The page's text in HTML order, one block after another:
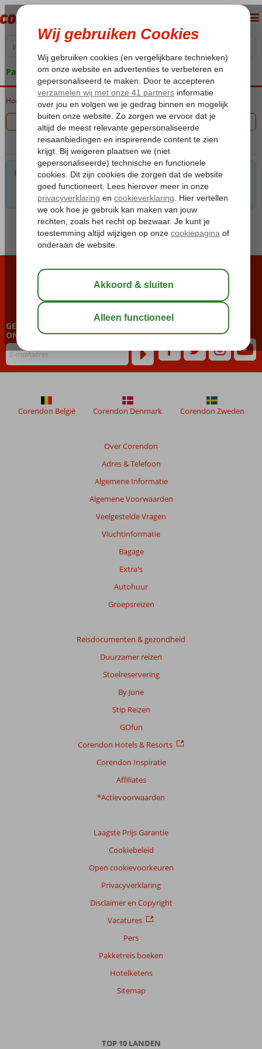
Pakketgarantie
Home Vakantie reizen
Filter 0 aanbiedingen
Voor de gekozen criteria hebben we helaas geen
mogelijkheden. Tip: verwijder een of meerdere criteria om toch
mogelijkheden te vinden.
BEL NU ONS CONTACT CENTER
023 751 06 06
GEPERSONALISEERDE NIEUWSBRIEF
ONTVANGEN?
Over Corendon
Adres & Telefoon
Algemene Informatie
Algemene Voorwaarden
Veelgestelde Vragen
Vluchtinformatie
Bagage
Extra's
Autohuur
Groepsreizen
Reisdocumenten & gezondheid
Duurzamer reizen
Stoelreservering
By June
Stip Reizen
GOfun
Corendon Hotels & Resorts
Corendon Inspiratie
Affiliates
*Actievoorwaarden
Laagste Prijs Garantie
Cookiebeleid
Open cookievoorkeuren
Privacyverklaring
Disclaimer en Copyright
Vacatures
Pers
Pakketreis boeken
Hotelketens
Sitemap
Corendon België Corendon Denmark Corendon Zweden
TOP 10 LANDEN